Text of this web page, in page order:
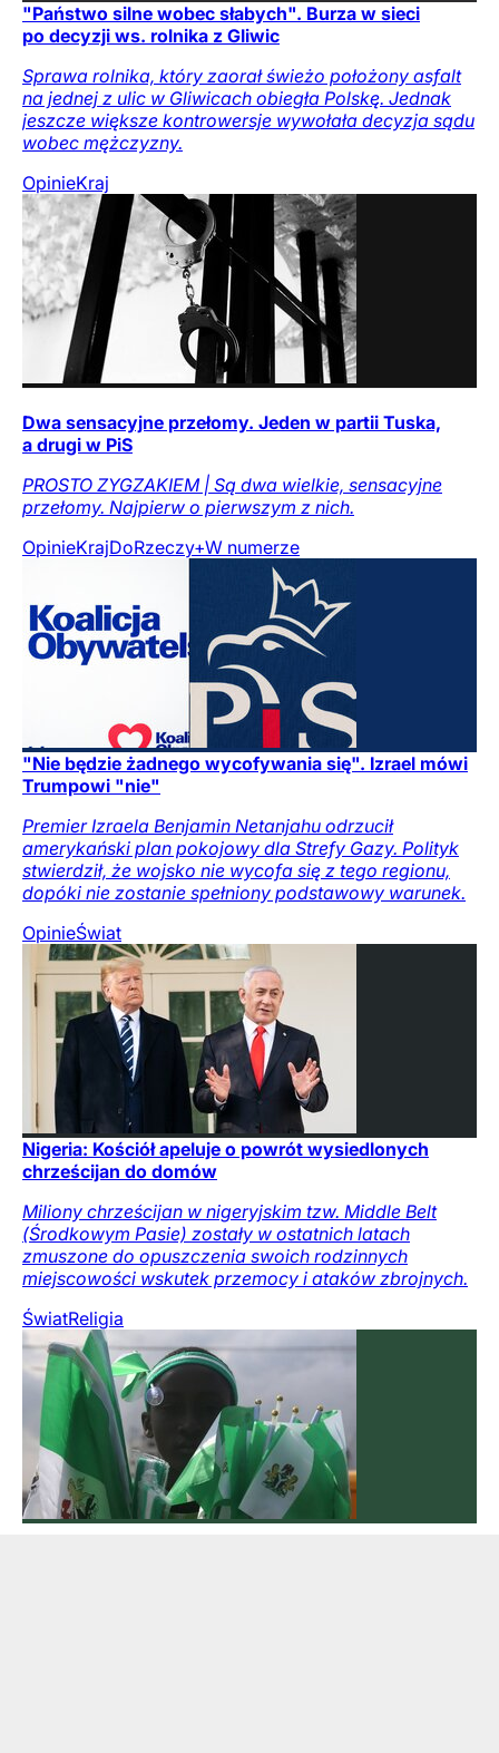
"Państwo silne wobec słabych". Burza w sieci
po decyzji ws. rolnika z Gliwic
Sprawa rolnika, który zaorał świeżo położony asfalt
na jednej z ulic w Gliwicach obiegła Polskę. Jednak
jeszcze większe kontrowersje wywołała decyzja sądu
wobec mężczyzny.
OpinieKraj
Dwa sensacyjne przełomy. Jeden w partii Tuska,
a drugi w PiS
PROSTO ZYGZAKIEM | Są dwa wielkie, sensacyjne
przełomy. Najpierw o pierwszym z nich.
OpinieKrajDoRzeczy+W numerze
"Nie będzie żadnego wycofywania się". Izrael mówi
Trumpowi "nie"
Premier Izraela Benjamin Netanjahu odrzucił
amerykański plan pokojowy dla Strefy Gazy. Polityk
stwierdził, że wojsko nie wycofa się z tego regionu,
dopóki nie zostanie spełniony podstawowy warunek.
OpinieŚwiat
Nigeria: Kościół apeluje o powrót wysiedlonych
chrześcijan do domów
Miliony chrześcijan w nigeryjskim tzw. Middle Belt
(Środkowym Pasie) zostały w ostatnich latach
zmuszone do opuszczenia swoich rodzinnych
miejscowości wskutek przemocy i ataków zbrojnych.
ŚwiatReligia